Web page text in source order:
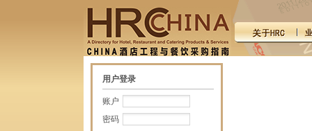
用户登录
账户
密码